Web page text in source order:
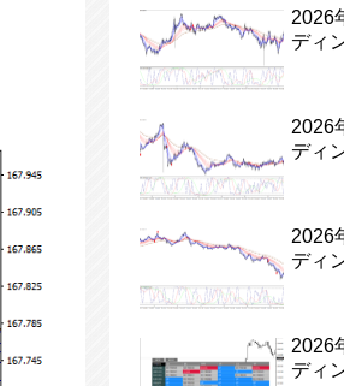
2026
ディ
2026
ディ
2026
ディ
2026
ディ